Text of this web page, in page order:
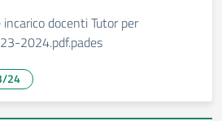
docenti Tutor per
2024.pdf.pades
24